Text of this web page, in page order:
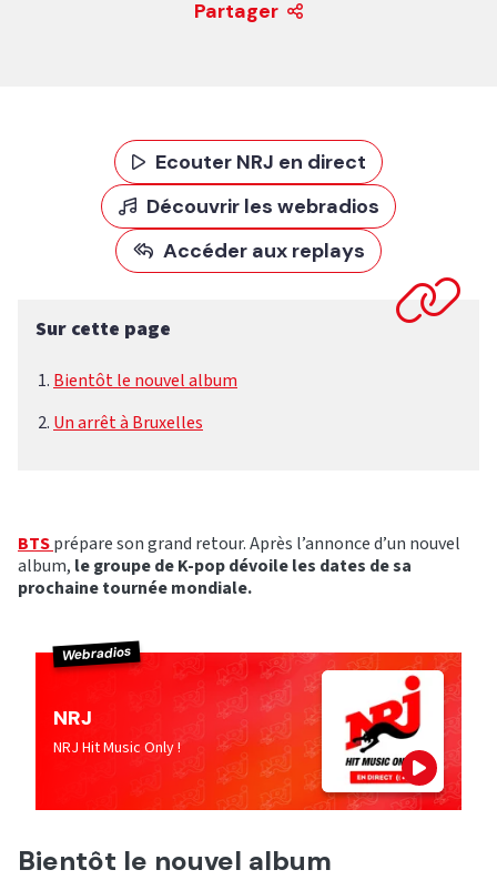
Partager
Ecouter NRJ en direct
Découvrir les webradios
Accéder aux replays
Sur cette page
Bientôt le nouvel album
Un arrêt à Bruxelles
BTSprépare son grand retour. Après l’annonce d’un nouvel
album, le groupe de K-pop dévoile les dates de sa
prochaine tournée mondiale.
Webradios
NRJ
NRJ Hit Music Only !
Bientôt le nouvel album